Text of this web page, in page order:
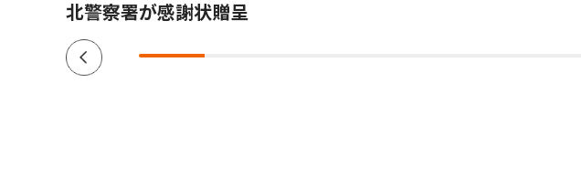
北警察署が感謝状贈呈